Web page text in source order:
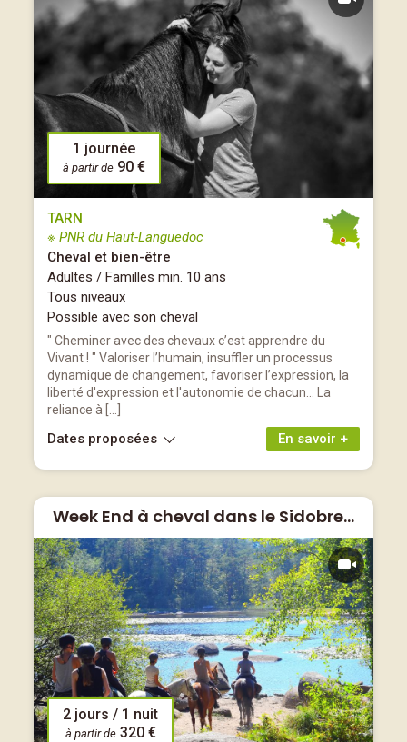
1 journée
à partir de 90 €
TARN
※ PNR du Haut-Languedoc
Cheval et bien-être
Adultes / Familles min. 10 ans
Tous niveaux
Possible avec son cheval
" Cheminer avec des chevaux c’est apprendre du
Vivant ! " Valoriser l’humain, insuffler un processus
dynamique de changement, favoriser l’expression, la
liberté d'expression et l'autonomie de chacun… La
reliance à […]
En savoir +
Dates proposées
Week End à cheval dans le Sidobre...
2 jours / 1 nuit
à partir de 320 €